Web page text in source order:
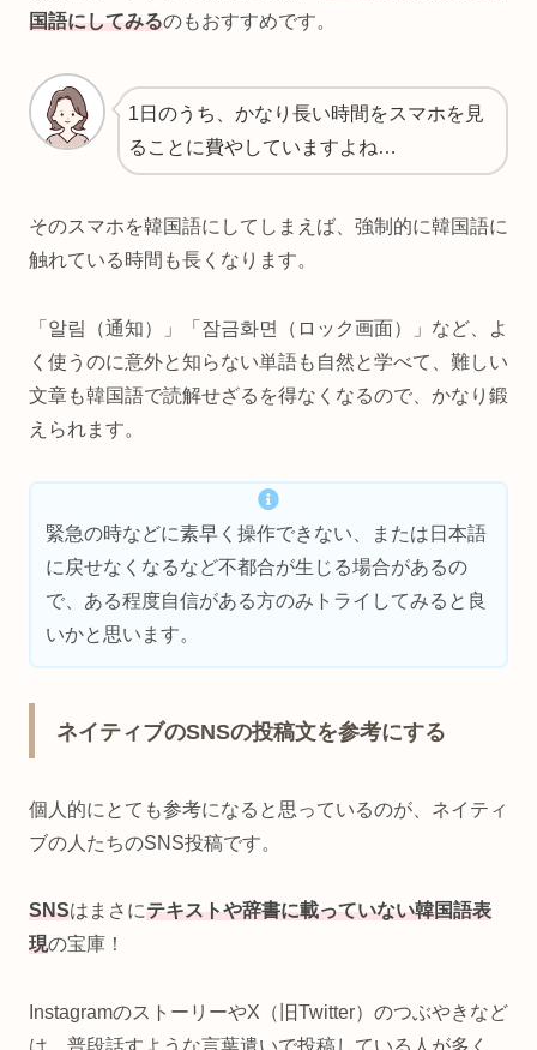
国語にしてみるのもおすすめです。
1日のうち、かなり長い時間をスマホを見
ることに費やしていますよね…
そのスマホを韓国語にしてしまえば、強制的に韓国語に
触れている時間も長くなります。
「알림（通知）」「잠금화면（ロック画面）」など、よ
く使うのに意外と知らない単語も自然と学べて、難しい
文章も韓国語で読解せざるを得なくなるので、かなり鍛
えられます。
緊急の時などに素早く操作できない、または日本語
に戻せなくなるなど不都合が生じる場合があるの
で、ある程度自信がある方のみトライしてみると良
いかと思います。
ネイティブのSNSの投稿文を参考にする
個人的にとても参考になると思っているのが、ネイティ
ブの人たちのSNS投稿です。
SNSはまさにテキストや辞書に載っていない韓国語表
現の宝庫！
InstagramのストーリーやX（旧Twitter）のつぶやきなど